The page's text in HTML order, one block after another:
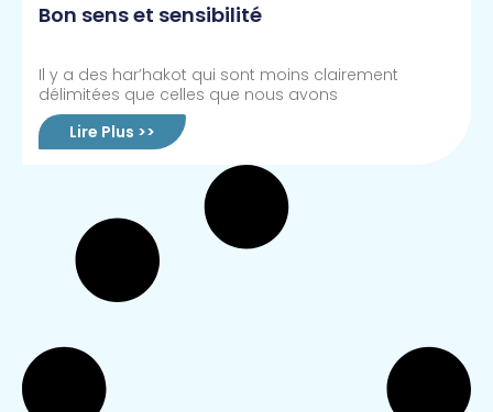
Bon sens et sensibilité
Il y a des har’hakot qui sont moins clairement
délimitées que celles que nous avons
Lire Plus >>